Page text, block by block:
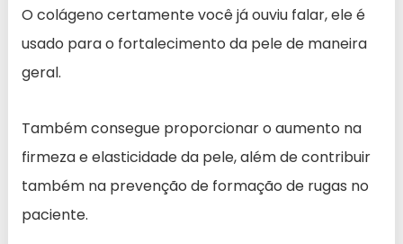
O colágeno certamente você já ouviu falar, ele é
usado para o fortalecimento da pele de maneira
geral.
Também consegue proporcionar o aumento na
firmeza e elasticidade da pele, além de contribuir
também na prevenção de formação de rugas no
paciente.